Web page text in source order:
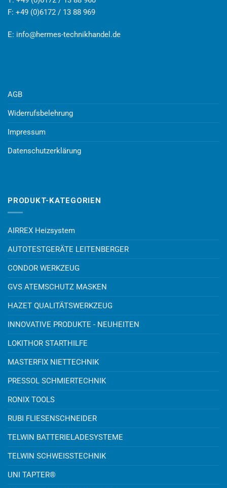
F: +49 (0)6172 / 13 88 969
E: info@hermes-technikhandel.de
AGB
Widerrufsbelehrung
Impressum
Datenschutzerklärung
PRODUKT-KATEGORIEN
AIRREX Heizsystem
AUTOTESTGERÄTE LEITENBERGER
CONDOR WERKZEUG
GVS ATEMSCHUTZ MASKEN
HAZET QUALITÄTSWERKZEUG
INNOVATIVE PRODUKTE - NEUHEITEN
LOKITHOR STARTHILFE
MASTERFIX NIETTECHNIK
PRESSOL SCHMIERTECHNIK
RONIX TOOLS
RUBI FLIESENSCHNEIDER
TELWIN BATTERIELADESYSTEME
TELWIN SCHWEISSTECHNIK
UNI TAPTER®